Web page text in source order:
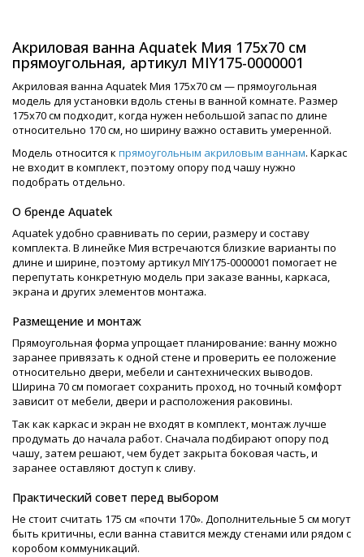
Акриловая ванна Aquatek Мия 175х70 см
прямоугольная, артикул MIY175-0000001
Акриловая ванна Aquatek Мия 175х70 см — прямоугольная
модель для установки вдоль стены в ванной комнате. Размер
175х70 см подходит, когда нужен небольшой запас по длине
относительно 170 см, но ширину важно оставить умеренной.
Модель относится к прямоугольным акриловым ваннам. Каркас
не входит в комплект, поэтому опору под чашу нужно
подобрать отдельно.
О бренде Aquatek
Aquatek удобно сравнивать по серии, размеру и составу
комплекта. В линейке Мия встречаются близкие варианты по
длине и ширине, поэтому артикул MIY175-0000001 помогает не
перепутать конкретную модель при заказе ванны, каркаса,
экрана и других элементов монтажа.
Размещение и монтаж
Прямоугольная форма упрощает планирование: ванну можно
заранее привязать к одной стене и проверить ее положение
относительно двери, мебели и сантехнических выводов.
Ширина 70 см помогает сохранить проход, но точный комфорт
зависит от мебели, двери и расположения раковины.
Так как каркас и экран не входят в комплект, монтаж лучше
продумать до начала работ. Сначала подбирают опору под
чашу, затем решают, чем будет закрыта боковая часть, и
заранее оставляют доступ к сливу.
Практический совет перед выбором
Не стоит считать 175 см «почти 170». Дополнительные 5 см могут
быть критичны, если ванна ставится между стенами или рядом с
коробом коммуникаций.